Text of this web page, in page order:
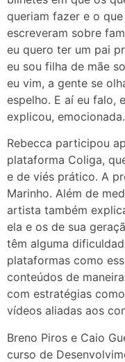
queriam fazer e o
escreveram sobre
eu quero ter um pai
eu sou filha de mãe
eu vim, a gente se
espelho. E aí eu falo,
explicou, emocionada.
Rebecca participou
plataforma Coliga,
e de viés prático. A
Marinho. Além de
artista também
ela e os de sua
têm alguma
plataformas como
conteúdos de
com estratégias
vídeos aliadas aos
Breno Piros e Caio
curso de